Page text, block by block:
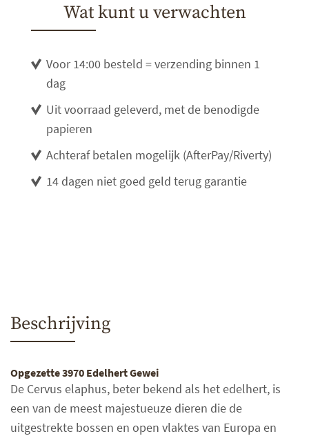
Wat kunt u verwachten
Voor 14:00 besteld = verzending binnen 1
dag
Uit voorraad geleverd, met de benodigde
papieren
Achteraf betalen mogelijk (AfterPay/Riverty)
14 dagen niet goed geld terug garantie
Beschrijving
Opgezette 3970 Edelhert Gewei
De Cervus elaphus, beter bekend als het edelhert, is
een van de meest majestueuze dieren die de
uitgestrekte bossen en open vlaktes van Europa en